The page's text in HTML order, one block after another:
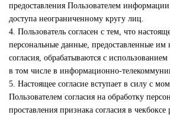
предоставления Пользователем
доступа неограниченному кругу лиц.
4. Пользователь согласен с тем, что
персональные данные, предоставленные им
согласия, обрабатываются с использованием
в том числе в информационно-
5. Настоящее согласие вступает в силу с
Пользователем согласия на обработку
проставления признака согласия в чекбоксе